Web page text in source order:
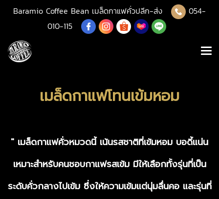
Baramio Coffee Bean เมล็ดกาแฟคั่วปลีก-ส่ง
054-
010-115
เมล็ดกาแฟโทนเข้มหอม
" เมล็ดกาแฟคั่วหมวดนี้ เน้นรสชาติที่เข้มหอม บอดี้แน่น
เหมาะสำหรับคนชอบกาแฟรสเข้ม มีให้เลือกทั้งรุ่นที่เป็น
ระดับคั่วกลางไปเข้ม ซึ่งให้ความเข้มแต่นุ่มลื่นคอ และรุ่นที่